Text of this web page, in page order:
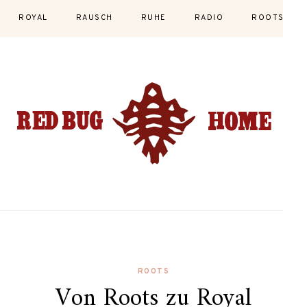
ROYAL RAUSCH RUHE RADIO ROOTS
ROOTS